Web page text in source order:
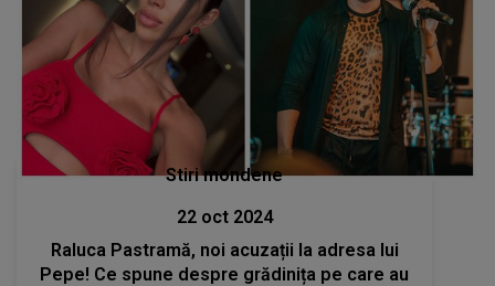
Stiri mondene
22 oct 2024
Raluca Pastramă, noi acuzații la adresa lui
Pepe! Ce spune despre grădinița pe care au